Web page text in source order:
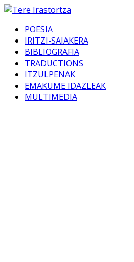
POESIA
IRITZI-SAIAKERA
BIBLIOGRAFIA
TRADUCTIONS
ITZULPENAK
EMAKUME IDAZLEAK
MULTIMEDIA